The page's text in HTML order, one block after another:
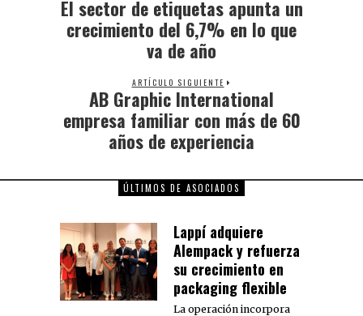
El sector de etiquetas apunta un
crecimiento del 6,7% en lo que
va de año
ARTÍCULO SIGUIENTE
AB Graphic International
empresa familiar con más de 60
años de experiencia
ÚLTIMOS DE ASOCIADOS
Lappí adquiere
Alempack y refuerza
su crecimiento en
packaging flexible
La operación incorpora